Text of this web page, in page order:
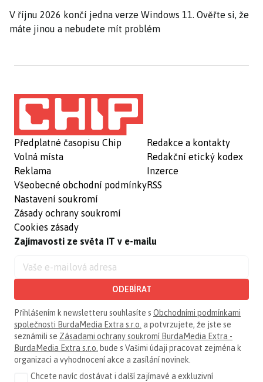
V říjnu 2026 končí jedna verze Windows 11. Ověřte si, že
máte jinou a nebudete mít problém
Předplatné časopisu Chip
Volná místa
Reklama
Všeobecné obchodní podmínky
Nastavení soukromí
Zásady ochrany soukromí
Cookies zásady
Redakce a kontakty
Redakční etický kodex
Inzerce
RSS
Zajímavosti ze světa IT v e-mailu
ODEBÍRAT
Přihlášením k newsletteru souhlasíte s Obchodními podmínkami
společnosti BurdaMedia Extra s.r.o. a potvrzujete, že jste se
seznámili se Zásadami ochrany soukromí BurdaMedia Extra -
BurdaMedia Extra s.r.o. bude s Vašimi údaji pracovat zejména k
organizaci a vyhodnocení akce a zasílání novinek.
Chcete navíc dostávat i další zajímavé a exkluzivní